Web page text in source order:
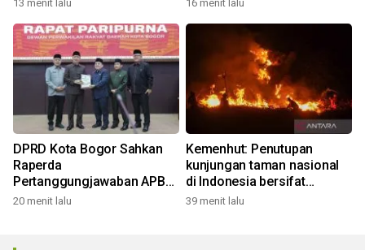
13 menit lalu 16 menit lalu
DPRD Kota Bogor Sahkan
Raperda
Pertanggungjawaban APBD
2025
20 menit lalu
Kemenhut: Penutupan
kunjungan taman nasional
di Indonesia bersifat
kondisional
39 menit lalu